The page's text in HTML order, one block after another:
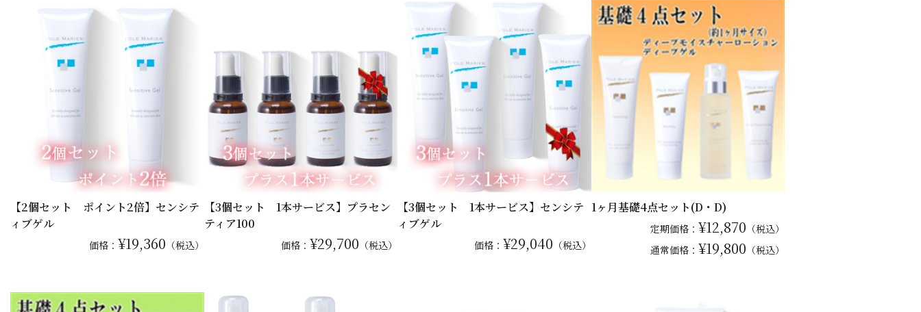
【2個セット ポイント2倍】センシテ
ィブゲル
価格： ¥19,360 （税込）
【3個セット 1本サービス】プラセン
ティア100
価格： ¥29,700 （税込）
【3個セット 1本サービス】センシテ
ィブゲル
価格： ¥29,040 （税込）
1ヶ月基礎4点セット(D・D)
定期価格： ¥12,870 （税込）
通常価格： ¥19,800 （税込）